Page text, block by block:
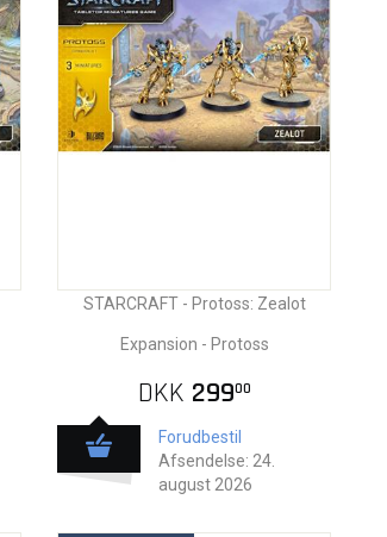
STARCRAFT - Protoss: Zealot
Expansion - Protoss
DKK 29900
Forudbestil
Afsendelse: 24.
august 2026